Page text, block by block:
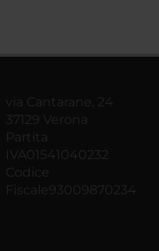
via Cantarane, 24
37129 Verona
Partita
IVA01541040232
Codice
Fiscale93009870234